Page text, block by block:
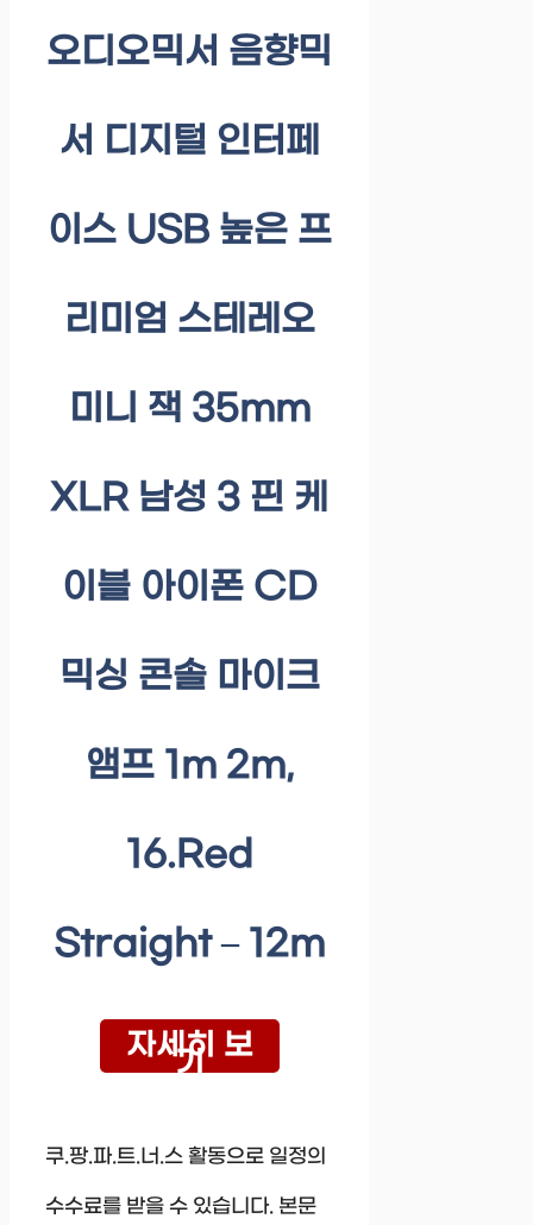
오디오믹서 음향믹
서 디지털 인터페
이스 USB 높은 프
리미엄 스테레오
미니 잭 35mm
XLR 남성 3 핀 케
이블 아이폰 CD
믹싱 콘솔 마이크
앰프 1m 2m,
16.Red
Straight – 12m
자세히 보
기
쿠.팡.파.트.너.스 활동으로 일정의
수수료를 받을 수 있습니다. 본문